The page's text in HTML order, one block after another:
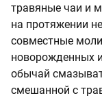
травяные чаи и
на протяжении
совместные
новорожденных
обычай
смешанной с